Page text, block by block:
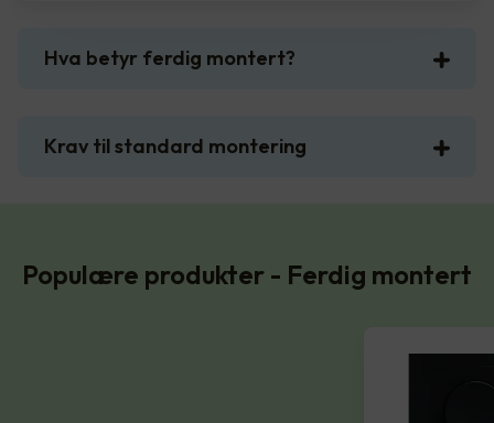
Hva betyr ferdig montert?
Krav til standard montering
Populære produkter - Ferdig montert